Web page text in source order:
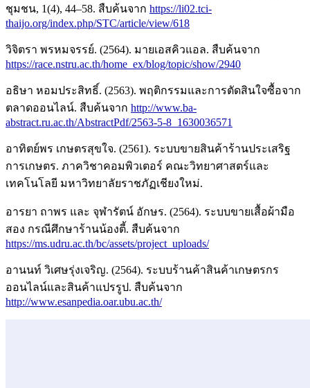
ชุมชน, 1(4), 44–58. สืบค้นจาก https://li02.tci-
thaijo.org/index.php/STC/article/view/618
วิจิตรา พรหมจรรย์. (2564). มายเอสคิวแอล. สืบค้นจาก
https://race.nstru.ac.th/home_ex/blog/topic/show/2940
อธิษา หอมประสิทธิ์. (2563). พฤติกรรมและการตัดสินใจซื้อจาก
ตลาดออนไลน์. สืบค้นจาก http://www.ba-
abstract.ru.ac.th/AbstractPdf/2563-5-8_1630036571
อาทิตย์พร เกษตรสุขใจ. (2561). ระบบขายสินค้าร้านประเสริฐ
การเกษตร. ภาควิชาคอมพิวเตอร์ คณะวิทยาศาสตร์และ
เทคโนโลยี มหาวิทยาลัยราชภัฏเชียงใหม่.
อารยา ถาพร และ จุฬารัตน์ อักษร. (2564). ระบบขายเสื้อผ้ามือ
สอง กรณีศึกษาร้านน้องตี้. สืบค้นจาก
https://ms.udru.ac.th/bc/assets/project_uploads/
อานนท์ วิเศษรุ่งเจริญ. (2564). ระบบร้านค้าสินค้าเกษตรกร
ออนไลน์และสินค้าแปรรูป. สืบค้นจาก
http://www.esanpedia.oar.ubu.ac.th/